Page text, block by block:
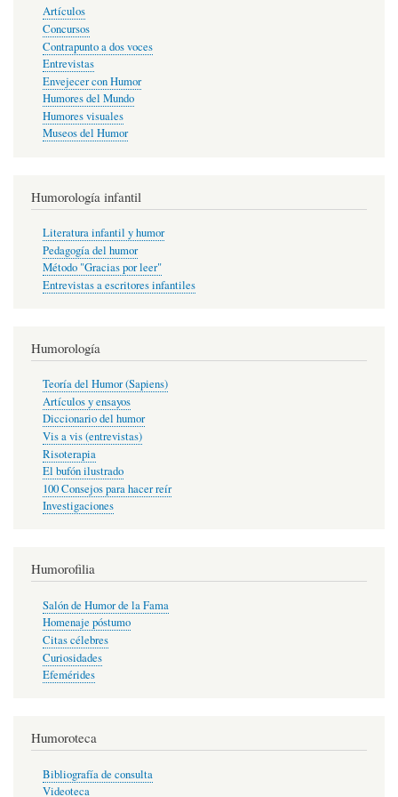
Artículos
Concursos
Contrapunto a dos voces
Entrevistas
Envejecer con Humor
Humores del Mundo
Humores visuales
Museos del Humor
Humorología infantil
Literatura infantil y humor
Pedagogía del humor
Método "Gracias por leer"
Entrevistas a escritores infantiles
Humorología
Teoría del Humor (Sapiens)
Artículos y ensayos
Diccionario del humor
Vis a vis (entrevistas)
Risoterapia
El bufón ilustrado
100 Consejos para hacer reír
Investigaciones
Humorofilia
Salón de Humor de la Fama
Homenaje póstumo
Citas célebres
Curiosidades
Efemérides
Humoroteca
Bibliografía de consulta
Videoteca